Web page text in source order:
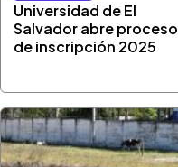
Universidad de El
Salvador abre proceso
de inscripción 2025